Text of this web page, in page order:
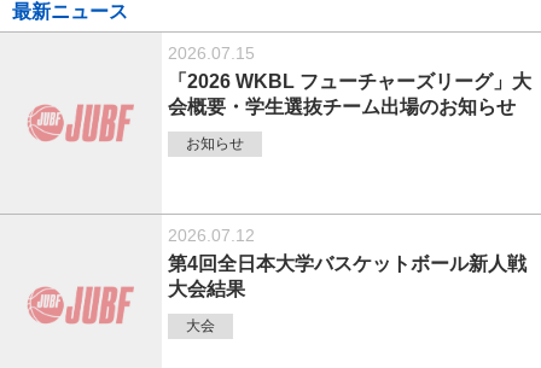
最新ニュース
2026.07.15
「2026 WKBL フューチャーズリーグ」大
会概要・学生選抜チーム出場のお知らせ
お知らせ
2026.07.12
第4回全日本大学バスケットボール新人戦
大会結果
大会